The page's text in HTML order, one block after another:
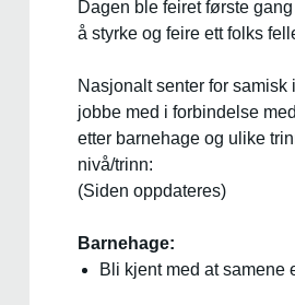
Dagen ble feiret første
å styrke og feire ett folks
Nasjonalt senter for
jobbe med i forbindelse
etter barnehage og ulike
nivå/trinn:
(Siden oppdateres)
Barnehage:
Bli kjent med at samene